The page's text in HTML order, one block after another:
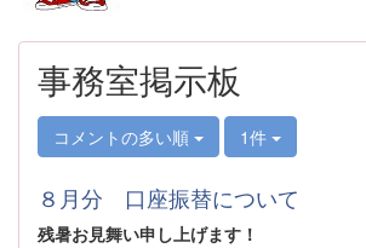
事務室掲示板
コメントの多い順 1件
８月分 口座振替について
残暑お見舞い申し上げます！